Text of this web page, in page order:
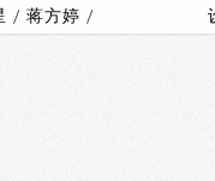
/ 蒋方婷 /